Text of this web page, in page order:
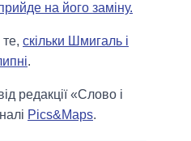
на його заміну.
скільки Шмигаль і
.
редакції «Слово і
Pics&Maps.